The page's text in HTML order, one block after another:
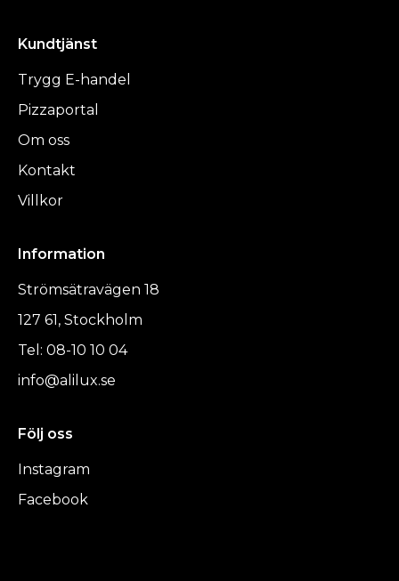
Kundtjänst
Trygg E-handel
Pizzaportal
Om oss
Kontakt
Villkor
Information
Strömsätravägen 18
127 61, Stockholm
Tel: 08-10 10 04
info@alilux.se
Följ oss
Instagram
Facebook